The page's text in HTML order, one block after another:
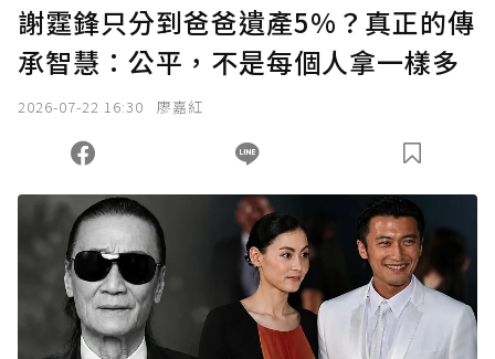
謝霆鋒只分到爸爸遺產5%？真正的傳
承智慧：公平，不是每個人拿一樣多
2026-07-22 16:30 廖嘉紅